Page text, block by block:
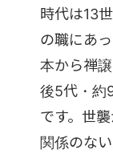
時代は13
の職にあ
本から禅
後5代・約
です。世
関係のな